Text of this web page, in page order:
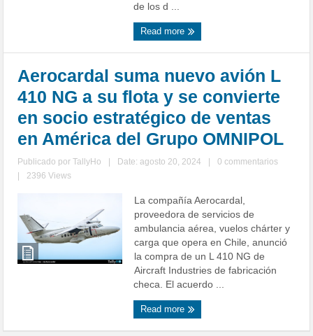
de los d ...
Read more
Aerocardal suma nuevo avión L
410 NG a su flota y se convierte
en socio estratégico de ventas
en América del Grupo OMNIPOL
Publicado porTallyHo Date: agosto 20, 2024
0 commentarios
2396 Views
La compañía Aerocardal,
proveedora de servicios de
ambulancia aérea, vuelos chárter y
carga que opera en Chile, anunció
la compra de un L 410 NG de
Aircraft Industries de fabricación
checa. El acuerdo ...
Read more